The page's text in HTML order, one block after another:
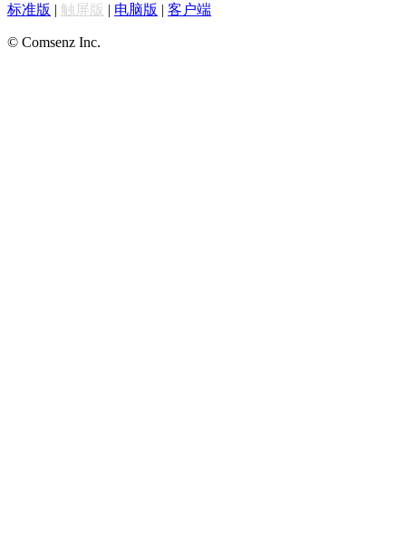
标准版 | 触屏版 | 电脑版 | 客户端
© Comsenz Inc.